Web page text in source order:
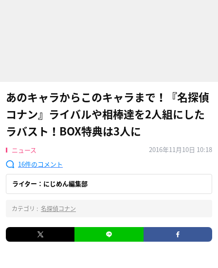
あのキャラからこのキャラまで！『名探偵
コナン』ライバルや相棒達を2人組にした
ラバスト！BOX特典は3人に
ニュース
2016年11月10日 10:18
16
ライター：にじめん編集部
カテゴリ : 名探偵コナン